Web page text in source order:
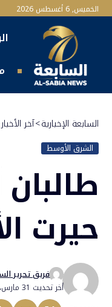
الخميس, 6 أغسطس 2026
السابعة الإخبارية>آخر الأخبار
الشرق الأوسط
حيرت
أخر تحديث 31 مارس، 2026 12:08 م
فريق تحرير